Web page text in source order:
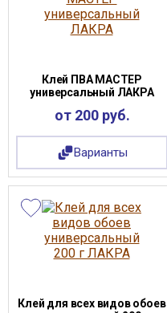
Клей ПВА МАСТЕР
универсальный ЛАКРА
от 200 руб.
Варианты
Клей для всех видов обоев